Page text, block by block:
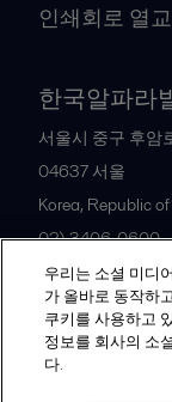
인쇄회로 열
한국알파라
서울시 중구 후암
04637 서울
Korea, Republic of
02) 3406-0600
All offices
우리는 소셜 미디
가 올바로 동작하
쿠키를 사용하고
정보를 회사의 소
다.